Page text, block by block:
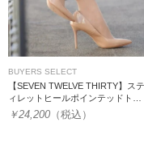
BUYERS SELECT
【SEVEN TWELVE THIRTY】ステ
ィレットヒールポインテッドトゥ
パンプス
￥24,200 （税込）